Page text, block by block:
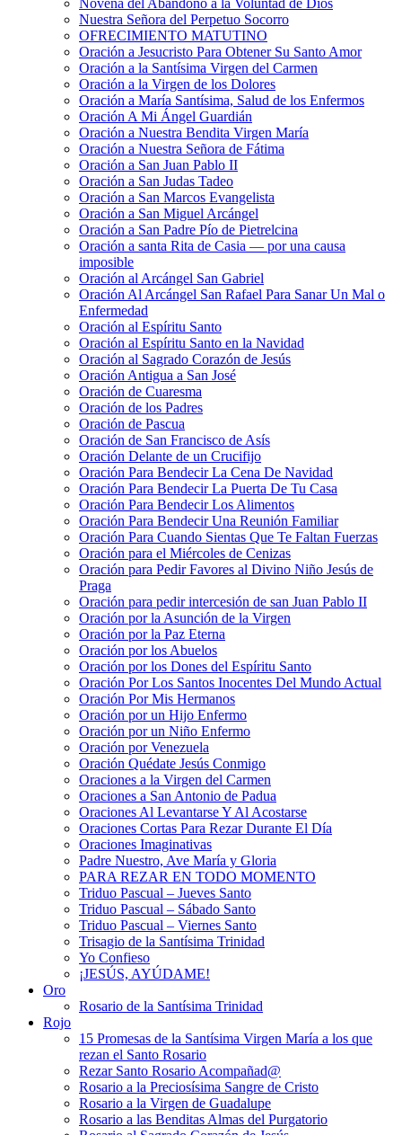
Novena del Abandono a la Voluntad de Dios
Nuestra Señora del Perpetuo Socorro
OFRECIMIENTO MATUTINO
Oración a Jesucristo Para Obtener Su Santo Amor
Oración a la Santísima Virgen del Carmen
Oración a la Virgen de los Dolores
Oración a María Santísima, Salud de los Enfermos
Oración A Mi Ángel Guardián
Oración a Nuestra Bendita Virgen María
Oración a Nuestra Señora de Fátima
Oración a San Juan Pablo II
Oración a San Judas Tadeo
Oración a San Marcos Evangelista
Oración a San Miguel Arcángel
Oración a San Padre Pío de Pietrelcina
Oración a santa Rita de Casia — por una causa
imposible
Oración al Arcángel San Gabriel
Oración Al Arcángel San Rafael Para Sanar Un Mal o
Enfermedad
Oración al Espíritu Santo
Oración al Espíritu Santo en la Navidad
Oración al Sagrado Corazón de Jesús
Oración Antigua a San José
Oración de Cuaresma
Oración de los Padres
Oración de Pascua
Oración de San Francisco de Asís
Oración Delante de un Crucifijo
Oración Para Bendecir La Cena De Navidad
Oración Para Bendecir La Puerta De Tu Casa
Oración Para Bendecir Los Alimentos
Oración Para Bendecir Una Reunión Familiar
Oración Para Cuando Sientas Que Te Faltan Fuerzas
Oración para el Miércoles de Cenizas
Oración para Pedir Favores al Divino Niño Jesús de
Praga
Oración para pedir intercesión de san Juan Pablo II
Oración por la Asunción de la Virgen
Oración por la Paz Eterna
Oración por los Abuelos
Oración por los Dones del Espíritu Santo
Oración Por Los Santos Inocentes Del Mundo Actual
Oración Por Mis Hermanos
Oración por un Hijo Enfermo
Oración por un Niño Enfermo
Oración por Venezuela
Oración Quédate Jesús Conmigo
Oraciones a la Virgen del Carmen
Oraciones a San Antonio de Padua
Oraciones Al Levantarse Y Al Acostarse
Oraciones Cortas Para Rezar Durante El Día
Oraciones Imaginativas
Padre Nuestro, Ave María y Gloria
PARA REZAR EN TODO MOMENTO
Triduo Pascual – Jueves Santo
Triduo Pascual – Sábado Santo
Triduo Pascual – Viernes Santo
Trisagio de la Santísima Trinidad
Yo Confieso
¡JESÚS, AYÚDAME!
Oro
Rosario de la Santísima Trinidad
Rojo
15 Promesas de la Santísima Virgen María a los que
rezan el Santo Rosario
Rezar Santo Rosario Acompañad@
Rosario a la Preciosísima Sangre de Cristo
Rosario a la Virgen de Guadalupe
Rosario a las Benditas Almas del Purgatorio